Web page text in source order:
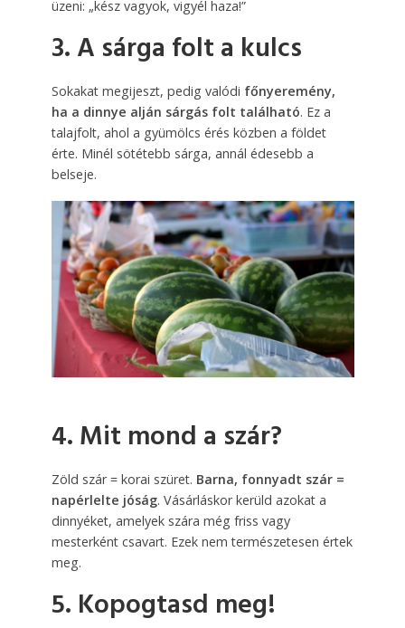
üzeni: „kész vagyok, vigyél haza!”
3. A sárga folt a kulcs
Sokakat megijeszt, pedig valódi főnyeremény,
ha a dinnye alján sárgás folt található. Ez a
talajfolt, ahol a gyümölcs érés közben a földet
érte. Minél sötétebb sárga, annál édesebb a
belseje.
4. Mit mond a szár?
Zöld szár = korai szüret. Barna, fonnyadt szár =
napérlelte jóság. Vásárláskor kerüld azokat a
dinnyéket, amelyek szára még friss vagy
mesterként csavart. Ezek nem természetesen értek
meg.
5. Kopogtasd meg!